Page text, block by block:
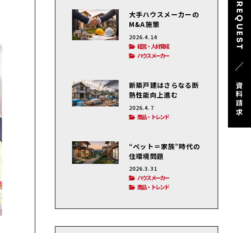
REQUEST
／
資料請求
大手ハウスメーカーの
M&A施策
2026.4.14
経営・人材育成
ハウスメーカー
新築戸建はさらなる断
熱性能向上進む
2026.4.7
商品・トレンド
“ペット＝家族”時代の
住環境問題
2026.3.31
ハウスメーカー
商品・トレンド